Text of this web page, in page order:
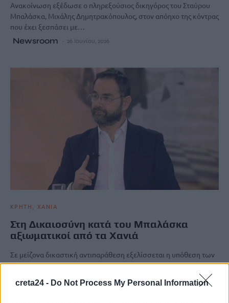
creta24 - Do Not Process My Personal Information
Ανακοίνωση εξέδωσε ο πληρεξούσιος δικηγόρος του Σταύρου
Μπαλάσκα, Μιχάλης Δημητρακόπουλος, στον απόηχο της κόντρας
που έχει ξεσπάσει με…
Newsroom 26 Ιουνίου, 2026
ΚΡΗΤΗ ΧΑΝΙΑ
Στη Δικαιοσύνη κατά του Μπαλάσκα
αξιωματικοί από τα Χανιά
Σε μείζονα δικαστική αντιπαράθεση εξελίσσεται η υπόθεση των
δημόσιων τοποθετήσεων του Σταύρου Μπαλάσκα σχετικά με τη